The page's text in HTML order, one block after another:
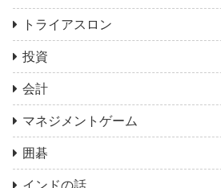
トライアスロン
投資
会計
マネジメントゲーム
囲碁
インドの話